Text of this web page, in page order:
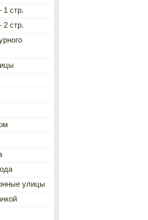
1 стр.
2 стр.
улицы